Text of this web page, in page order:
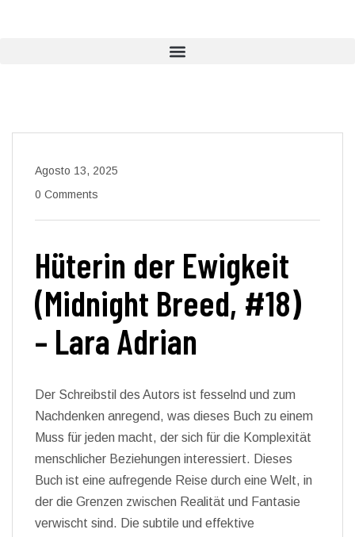
Agosto 13, 2025
0 Comments
Hüterin der Ewigkeit
(Midnight Breed, #18)
– Lara Adrian
Der Schreibstil des Autors ist fesselnd und zum
Nachdenken anregend, was dieses Buch zu einem
Muss für jeden macht, der sich für die Komplexität
menschlicher Beziehungen interessiert. Dieses
Buch ist eine aufregende Reise durch eine Welt, in
der die Grenzen zwischen Realität und Fantasie
verwischt sind. Die subtile und effektive